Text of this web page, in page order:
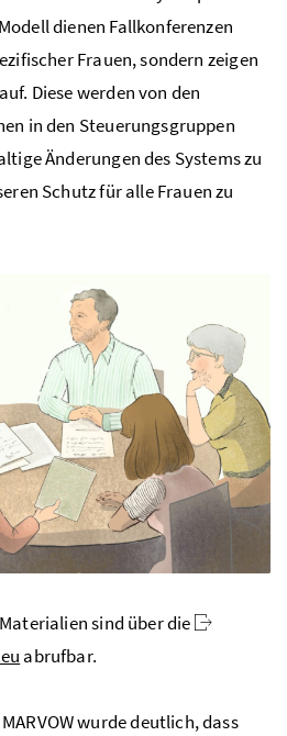
dienen Fallkonferenzen
Frauen, sondern zeigen
Diese werden von den
in den Steuerungsgruppen
Änderungen des Systems zu
Schutz für alle Frauen zu
sind über die
abrufbar.
wurde deutlich, dass